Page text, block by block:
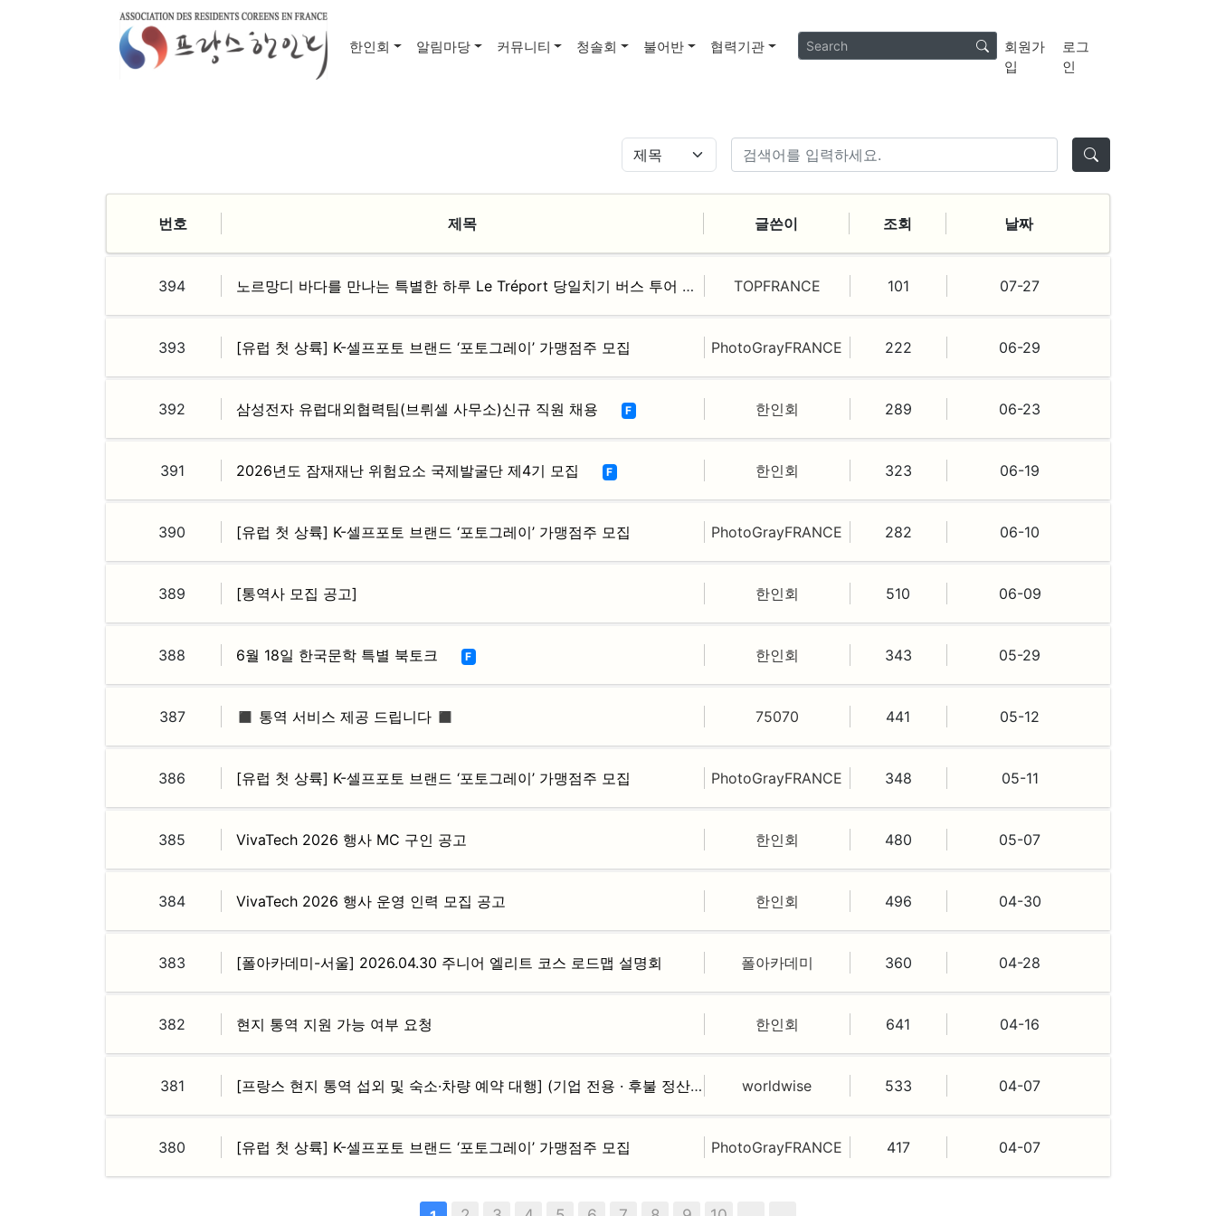
한인회 알림마당 커뮤니티 청솔회 불어반 협력기관
회원가
입
로그
인
번호 제목 글쓴이 조회 날짜
394 노르망디 바다를 만나는 특별한 하루 Le Tréport 당일치기 버스 투어 TOPFRANCE 101 07-27
393 [유럽 첫 상륙] K-셀프포토 브랜드 ‘포토그레이’ 가맹점주 모집 PhotoGrayFRANCE 222 06-29
392 삼성전자 유럽대외협력팀(브뤼셀 사무소)신규 직원 채용 F 한인회 289 06-23
391 2026년도 잠재재난 위험요소 국제발굴단 제4기 모집 F 한인회 323 06-19
390 [유럽 첫 상륙] K-셀프포토 브랜드 ‘포토그레이’ 가맹점주 모집 PhotoGrayFRANCE 282 06-10
389 [통역사 모집 공고] 한인회 510 06-09
388 6월 18일 한국문학 특별 북토크 F 한인회 343 05-29
387 ◼️ 통역 서비스 제공 드립니다 ◼️ 75070 441 05-12
386 [유럽 첫 상륙] K-셀프포토 브랜드 ‘포토그레이’ 가맹점주 모집 PhotoGrayFRANCE 348 05-11
385 VivaTech 2026 행사 MC 구인 공고 한인회 480 05-07
384 VivaTech 2026 행사 운영 인력 모집 공고 한인회 496 04-30
383 [폴아카데미-서울] 2026.04.30 주니어 엘리트 코스 로드맵 설명회 폴아카데미 360 04-28
382 현지 통역 지원 가능 여부 요청 한인회 641 04-16
381 [프랑스 현지 통역 섭외 및 숙소·차량 예약 대행] (기업 전용 · 후불 정산) worldwise 533 04-07
380 [유럽 첫 상륙] K-셀프포토 브랜드 ‘포토그레이’ 가맹점주 모집 PhotoGrayFRANCE 417 04-07